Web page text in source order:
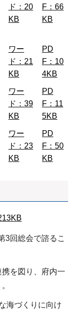
ド：20
KB
F：66
KB
ワー
ド：21
KB
PD
F：10
4KB
ワー
ド：39
KB
PD
F：11
5KB
ワー
ド：23
KB
PD
F：50
KB
3回総会で諮るこ
を図り、府内一
海づくりに向け